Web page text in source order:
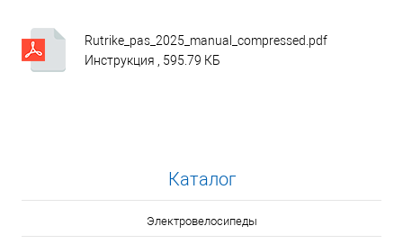
Rutrike_pas_2025_manual_compressed.pdf
Инструкция , 595.79 КБ
Каталог
Электровелосипеды